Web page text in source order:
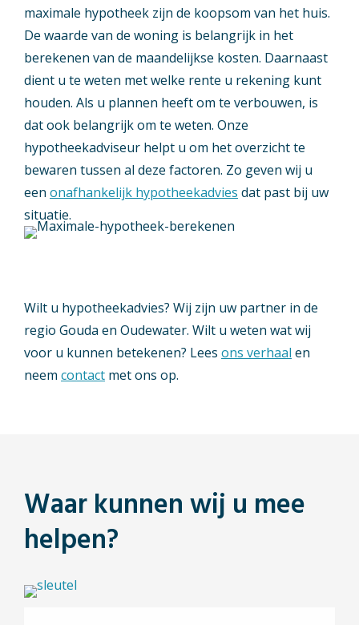
maximale hypotheek zijn de koopsom van het huis.
De waarde van de woning is belangrijk in het
berekenen van de maandelijkse kosten. Daarnaast
dient u te weten met welke rente u rekening kunt
houden. Als u plannen heeft om te verbouwen, is
dat ook belangrijk om te weten. Onze
hypotheekadviseur helpt u om het overzicht te
bewaren tussen al deze factoren. Zo geven wij u
een onafhankelijk hypotheekadvies dat past bij uw
situatie.
Wilt u hypotheekadvies? Wij zijn uw partner in de
regio Gouda en Oudewater. Wilt u weten wat wij
voor u kunnen betekenen? Lees ons verhaal en
neem contact met ons op.
Waar kunnen wij u mee
helpen?